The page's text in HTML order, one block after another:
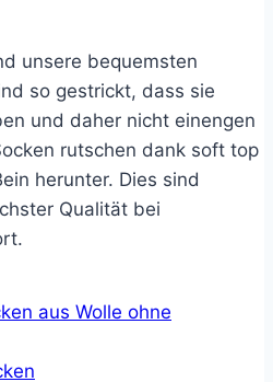
unsere bequemsten
so gestrickt, dass sie
und daher nicht einengen
rutschen dank soft top
herunter. Dies sind
Qualität bei